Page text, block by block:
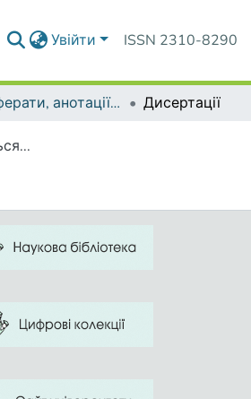
Увійти ISSN 2310-8290
Автореферати, анотації до дисертацій та дисертації Дисертації